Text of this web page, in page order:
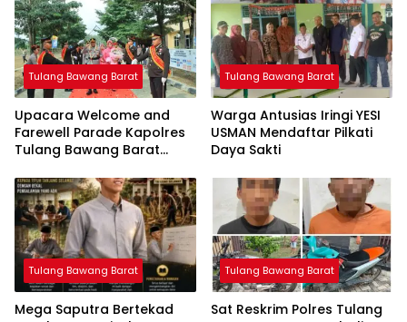
Tulang Bawang Barat
Upacara Welcome and
Farewell Parade Kapolres
Tulang Bawang Barat
Tulang Bawang Barat
Warga Antusias Iringi YESI
USMAN Mendaftar Pilkati
Daya Sakti
Tulang Bawang Barat
Mega Saputra Bertekad
Tulang Bawang Barat
Sat Reskrim Polres Tulang